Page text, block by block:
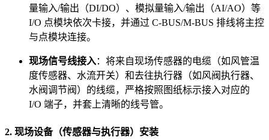
量输入/输出（DI/DO）、模拟量输入/输出（AI/AO）等
I/O 点模块依次卡接，并通过 C-BUS/M-BUS 排线将主控
与点模块连接。
现场信号线接入：将来自现场传感器的电缆（如风管温
度传感器、水流开关）和去往执行器（如风阀执行器、
水阀调节阀）的线缆，严格按照图纸标示接入对应的
I/O 端子，并套上清晰的线号管。
2. 现场设备（传感器与执行器）安装